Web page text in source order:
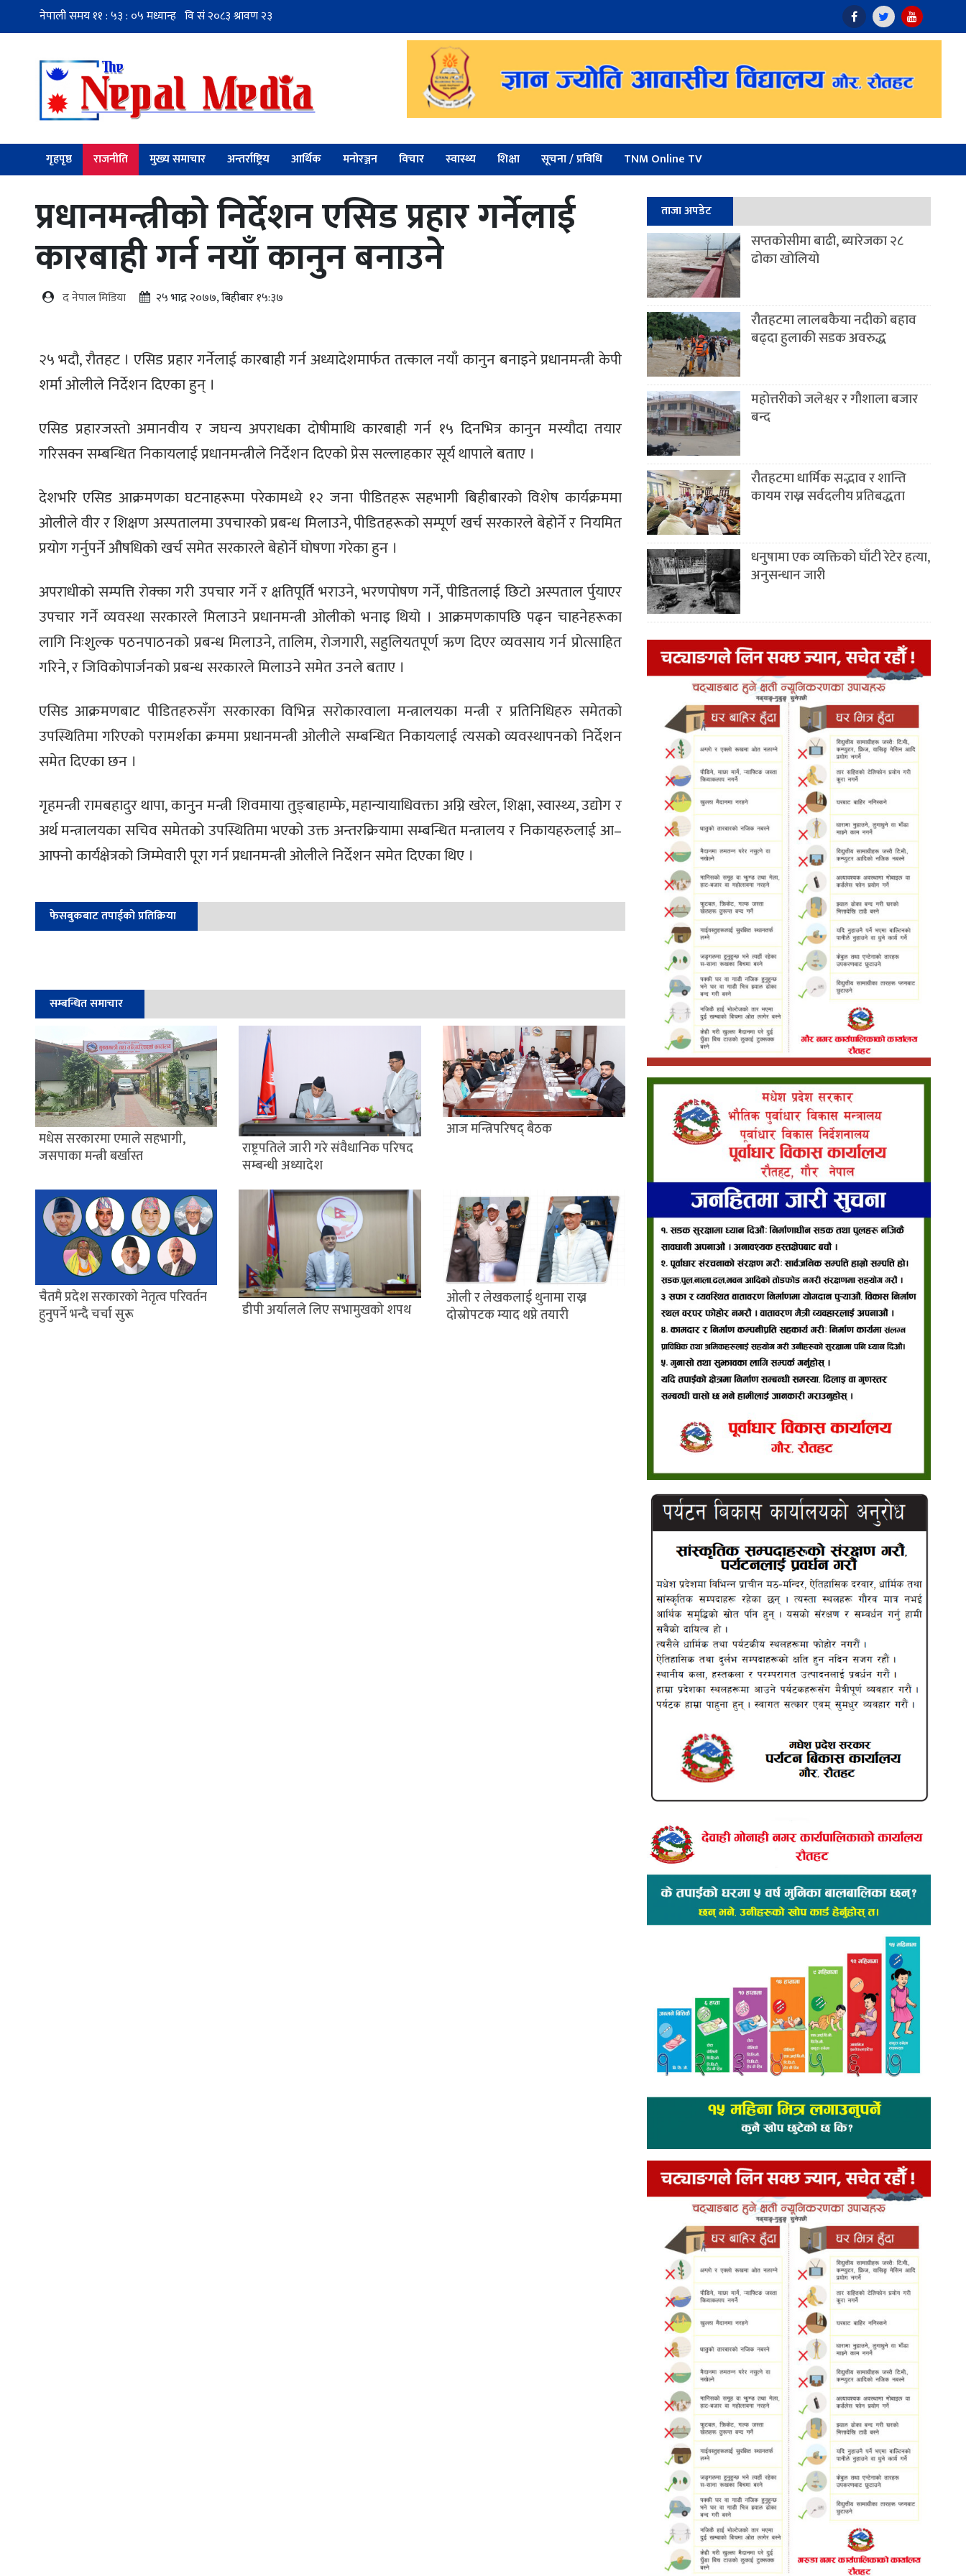
गृहपृष्ठ राजनीति मुख्य समाचार अन्तर्राष्ट्रिय आर्थिक मनोरञ्जन विचार स्वास्थ्य शिक्षा सूचना / प्रविधि TNM Online TV
प्रधानमन्त्रीको निर्देशन एसिड प्रहार गर्नेलाई
कारबाही गर्न नयाँ कानुन बनाउने
द नेपाल मिडिया २५ भाद्र २०७७, बिहीबार १५:३७
२५ भदौ, रौतहट । एसिड प्रहार गर्नेलाई कारबाही गर्न अध्यादेशमार्फत तत्काल नयाँ कानुन बनाइने प्रधानमन्त्री केपी
शर्मा ओलीले निर्देशन दिएका हुन् ।
एसिड प्रहारजस्तो अमानवीय र जघन्य अपराधका दोषीमाथि कारबाही गर्न १५ दिनभित्र कानुन मस्यौदा तयार
गरिसक्न सम्बन्धित निकायलाई प्रधानमन्त्रीले निर्देशन दिएको प्रेस सल्लाहकार सूर्य थापाले बताए ।
देशभरि एसिड आक्रमणका घटनाहरूमा परेकामध्ये १२ जना पीडितहरू सहभागी बिहीबारको विशेष कार्यक्रममा
ओलीले वीर र शिक्षण अस्पतालमा उपचारको प्रबन्ध मिलाउने, पीडितहरूको सम्पूर्ण खर्च सरकारले बेहोर्ने र नियमित
प्रयोग गर्नुपर्ने औषधिको खर्च समेत सरकारले बेहोर्ने घोषणा गरेका हुन ।
अपराधीको सम्पत्ति रोक्का गरी उपचार गर्ने र क्षतिपूर्ति भराउने, भरणपोषण गर्ने, पीडितलाई छिटो अस्पताल र्पुयाएर
उपचार गर्ने व्यवस्था सरकारले मिलाउने प्रधानमन्त्री ओलीको भनाइ थियो । आक्रमणकापछि पढ्न चाहनेहरूका
लागि निःशुल्क पठनपाठनको प्रबन्ध मिलाउने, तालिम, रोजगारी, सहुलियतपूर्ण ऋण दिएर व्यवसाय गर्न प्रोत्साहित
गरिने, र जिविकोपार्जनको प्रबन्ध सरकारले मिलाउने समेत उनले बताए ।
एसिड आक्रमणबाट पीडितहरुसँग सरकारका विभिन्न सरोकारवाला मन्त्रालयका मन्त्री र प्रतिनिधिहरु समेतको
उपस्थितिमा गरिएको परामर्शका क्रममा प्रधानमन्त्री ओलीले सम्बन्धित निकायलाई त्यसको व्यवस्थापनको निर्देशन
समेत दिएका छन ।
गृहमन्त्री रामबहादुर थापा, कानुन मन्त्री शिवमाया तुङ्बाहाम्फे, महान्यायाधिवक्ता अग्नि खरेल, शिक्षा, स्वास्थ्य, उद्योग र
अर्थ मन्त्रालयका सचिव समेतको उपस्थितिमा भएको उक्त अन्तरक्रियामा सम्बन्धित मन्त्रालय र निकायहरुलाई आ–
आफ्नो कार्यक्षेत्रको जिम्मेवारी पूरा गर्न प्रधानमन्त्री ओलीले निर्देशन समेत दिएका थिए ।
फेसबुकबाट तपाईको प्रतिक्रिया
सम्बन्धित समाचार
मधेस सरकारमा एमाले सहभागी,
जसपाका मन्त्री बर्खास्त
राष्ट्रपतिले जारी गरे संवैधानिक परिषद
सम्बन्धी अध्यादेश
आज मन्त्रिपरिषद् बैठक
चैतमै प्रदेश सरकारको नेतृत्व परिवर्तन
हुनुपर्ने भन्दै चर्चा सुरू
डीपी अर्यालले लिए सभामुखको शपथ
ओली र लेखकलाई थुनामा राख्न
दोस्रोपटक म्याद थप्ने तयारी
ताजा अपडेट
सप्तकोसीमा बाढी, ब्यारेजका २८
ढोका खोलियो
रौतहटमा लालबकैया नदीको बहाव
बढ्दा हुलाकी सडक अवरुद्ध
महोत्तरीको जलेश्वर र गौशाला बजार
बन्द
रौतहटमा धार्मिक सद्भाव र शान्ति
कायम राख्न सर्वदलीय प्रतिबद्धता
धनुषामा एक व्यक्तिको घाँटी रेटेर हत्या,
अनुसन्धान जारी